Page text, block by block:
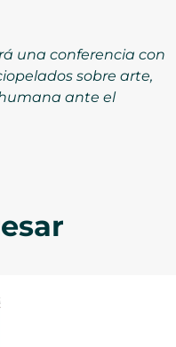
una conferencia con
sobre arte,
ante el